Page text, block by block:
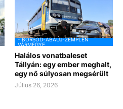
- BORSOD-ABAÚJ-ZEMPLÉN
VÁRMEGYE
Halálos vonatbaleset
Tállyán: egy ember meghalt,
egy nő súlyosan megsérült
Július 26, 2026